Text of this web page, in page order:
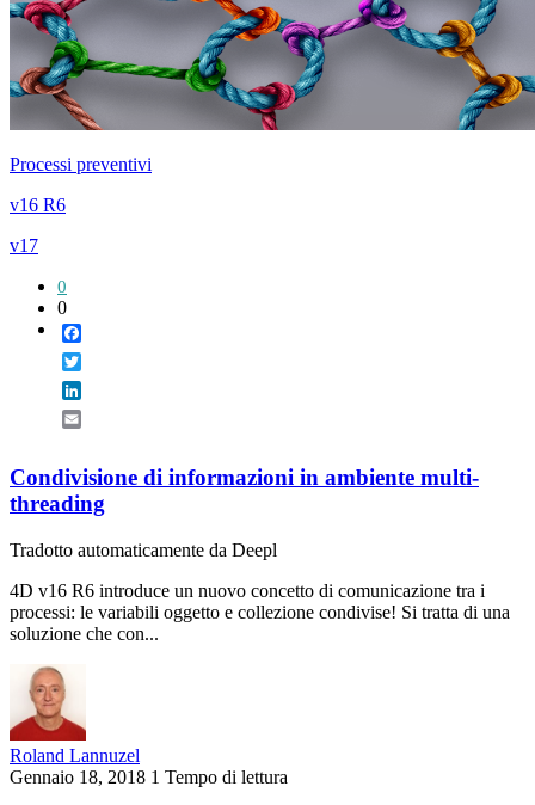
Processi preventivi
v16 R6
v17
0
0
Condivisione di informazioni in ambiente multi-
threading
Tradotto automaticamente da Deepl
4D v16 R6 introduce un nuovo concetto di comunicazione tra i
processi: le variabili oggetto e collezione condivise! Si tratta di una
soluzione che con...
Roland Lannuzel
Gennaio 18, 2018 1 Tempo di lettura